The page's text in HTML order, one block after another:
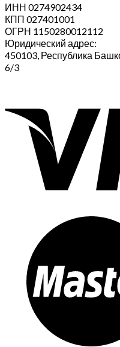
ИНН 0274902434
КПП 027401001
ОГРН 1150280012112
Юридический адрес:
450103, Республика
6/3